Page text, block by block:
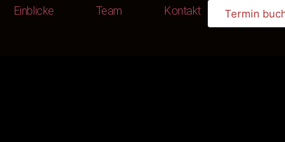
Einblicke Team Kontakt
Termin
Kontakt